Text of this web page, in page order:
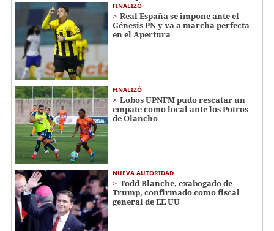
FINALIZÓ
Real España se impone ante el
Génesis PN y va a marcha perfecta
en el Apertura
FINALIZÓ
Lobos UPNFM pudo rescatar un
empate como local ante los Potros
de Olancho
NUEVA AUTORIDAD
Todd Blanche, exabogado de
Trump, confirmado como fiscal
general de EE UU